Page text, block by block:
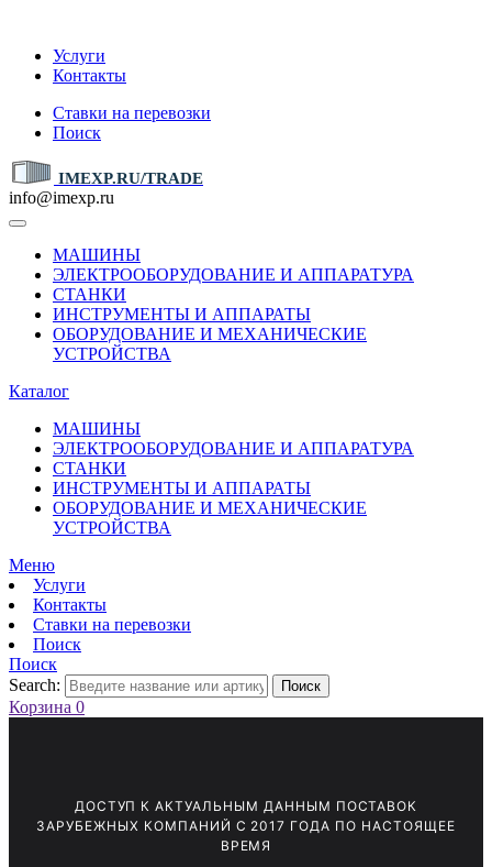
Услуги
Контакты
Ставки на перевозки
Поиск
IMEXP.RU/TRADE
info@imexp.ru
МАШИНЫ
ЭЛЕКТРООБОРУДОВАНИЕ И АППАРАТУРА
СТАНКИ
ИНСТРУМЕНТЫ И АППАРАТЫ
ОБОРУДОВАНИЕ И МЕХАНИЧЕСКИЕ
УСТРОЙСТВА
Каталог
МАШИНЫ
ЭЛЕКТРООБОРУДОВАНИЕ И АППАРАТУРА
СТАНКИ
ИНСТРУМЕНТЫ И АППАРАТЫ
ОБОРУДОВАНИЕ И МЕХАНИЧЕСКИЕ
УСТРОЙСТВА
Меню
Услуги
Контакты
Ставки на перевозки
Поиск
Поиск
Search:
Поиск
Корзина 0
ДОСТУП К АКТУАЛЬНЫМ ДАННЫМ ПОСТАВОК
ЗАРУБЕЖНЫХ КОМПАНИЙ С 2017 ГОДА ПО НАСТОЯЩЕЕ
ВРЕМЯ